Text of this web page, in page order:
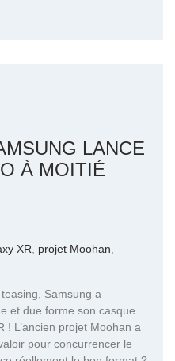
LANCE
À MOITIÉ
XR projet Moohan
Samsung a
et due forme son casque
! L’ancien projet Moohan a
pour concurrencer le